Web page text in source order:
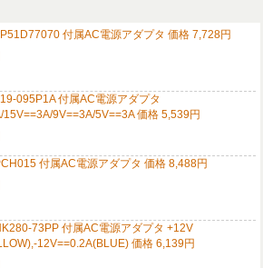
付属AC電源アダプタ 価格 7,728円
095P1A 付属AC電源アダプタ
9V==3A/5V==3A 価格 5,539円
付属AC電源アダプタ 価格 8,488円
73PP 付属AC電源アダプタ +12V
12V==0.2A(BLUE) 価格 6,139円